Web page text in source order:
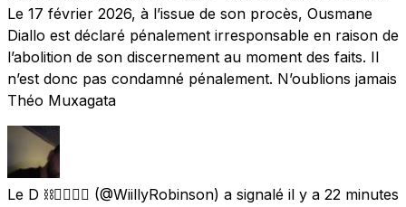
Le 17 février 2026, à l’issue de son procès, Ousmane
Diallo est déclaré pénalement irresponsable en raison de
l’abolition de son discernement au moment des faits. Il
n’est donc pas condamné pénalement. N’oublions jamais
Théo Muxagata
Le D ⛓️⛓️‍💥🇪🇸 (@WiillyRobinson) a signalé il y a 22 minutes